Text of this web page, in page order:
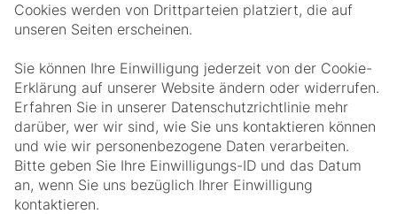
Cookies werden von Drittparteien platziert, die auf
unseren Seiten erscheinen.
Sie können Ihre Einwilligung jederzeit von der Cookie-
Erklärung auf unserer Website ändern oder widerrufen.
Erfahren Sie in unserer Datenschutzrichtlinie mehr
darüber, wer wir sind, wie Sie uns kontaktieren können
und wie wir personenbezogene Daten verarbeiten.
Bitte geben Sie Ihre Einwilligungs-ID und das Datum
an, wenn Sie uns bezüglich Ihrer Einwilligung
kontaktieren.